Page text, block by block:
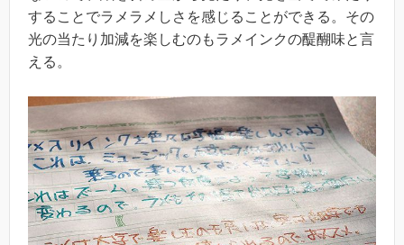
することでラメラメしさを感じることができる。その
光の当たり加減を楽しむのもラメインクの醍醐味と言
える。